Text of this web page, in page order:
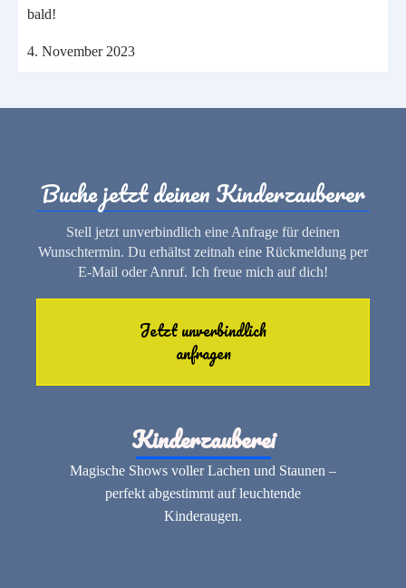
bald!
4. November 2023
Buche jetzt deinen Kinderzauberer
Stell jetzt unverbindlich eine Anfrage für deinen
Wunschtermin. Du erhältst zeitnah eine Rückmeldung per
E-Mail oder Anruf. Ich freue mich auf dich!
Jetzt unverbindlich
anfragen
Kinderzauberei
Magische Shows voller Lachen und Staunen –
perfekt abgestimmt auf leuchtende
Kinderaugen.